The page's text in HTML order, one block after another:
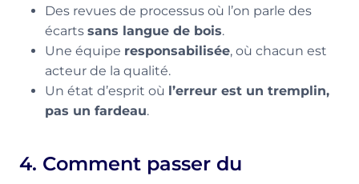
Des revues de processus où l’on parle des
écarts sans langue de bois.
Une équipe responsabilisée, où chacun est
acteur de la qualité.
Un état d’esprit où l’erreur est un tremplin,
pas un fardeau.
4. Comment passer du